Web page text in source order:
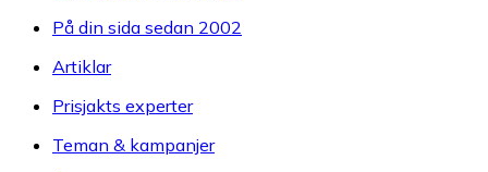
På din sida sedan 2002
Artiklar
Prisjakts experter
Teman & kampanjer